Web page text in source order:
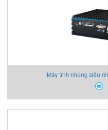
Máy tính nhúng siêu